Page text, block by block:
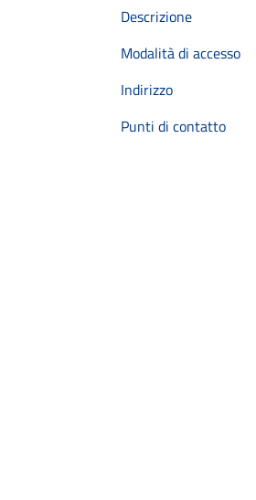
Descrizione
Modalità di accesso
Indirizzo
Punti di contatto